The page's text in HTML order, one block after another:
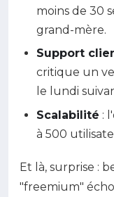
moins de 30
grand-mère.
Support
critique un
le lundi
Scalabilité :
à 500
Et là, surprise :
"freemium"